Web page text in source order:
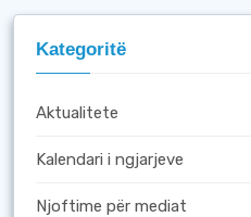
Kategoritë
Aktualitete
Kalendari i ngjarjeve
Njoftime për mediat